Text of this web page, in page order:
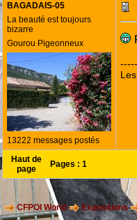
BAGADAIS-05
La beauté est toujours
bizarre
Gourou Pigeonneux
13222 messages postés
Haut de
page
Pages : 1
CFPOI World Expositions